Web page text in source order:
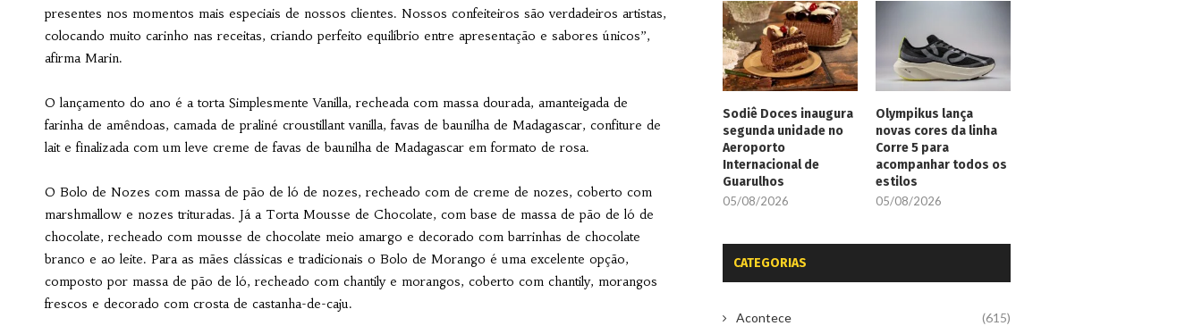
presentes nos momentos mais especiais de nossos clientes. Nossos confeiteiros são verdadeiros artistas,
colocando muito carinho nas receitas, criando perfeito equilíbrio entre apresentação e sabores únicos”,
afirma Marin.
O lançamento do ano é a torta Simplesmente Vanilla, recheada com massa dourada, amanteigada de
farinha de amêndoas, camada de praliné croustillant vanilla, favas de baunilha de Madagascar, confiture de
lait e finalizada com um leve creme de favas de baunilha de Madagascar em formato de rosa.
O Bolo de Nozes com massa de pão de ló de nozes, recheado com de creme de nozes, coberto com
marshmallow e nozes trituradas. Já a Torta Mousse de Chocolate, com base de massa de pão de ló de
chocolate, recheado com mousse de chocolate meio amargo e decorado com barrinhas de chocolate
branco e ao leite. Para as mães clássicas e tradicionais o Bolo de Morango é uma excelente opção,
composto por massa de pão de ló, recheado com chantily e morangos, coberto com chantily, morangos
frescos e decorado com crosta de castanha-de-caju.
Sodiê Doces inaugura
segunda unidade no
Aeroporto
Internacional de
Guarulhos
05/08/2026
Olympikus lança
novas cores da linha
Corre 5 para
acompanhar todos os
estilos
05/08/2026
CATEGORIAS
Acontece (615)